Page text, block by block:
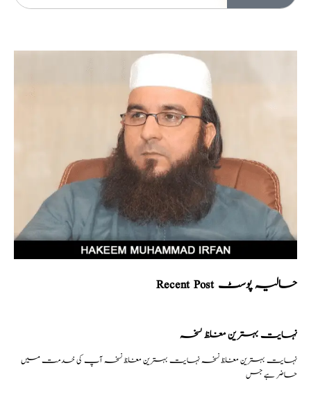
Recent Post حالیہ پوسٹ
نہایت بہترین مغلظ نسخہ
نہایت بہترین مغلظ نسخہ نہایت بہترین مغلظ نسخہ آپ کی خدمت میں
حاضر ہے جس